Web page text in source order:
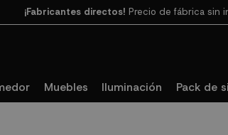
Paga en 3cuotas SIN INTERESES con
Muebles Iluminación Pack de